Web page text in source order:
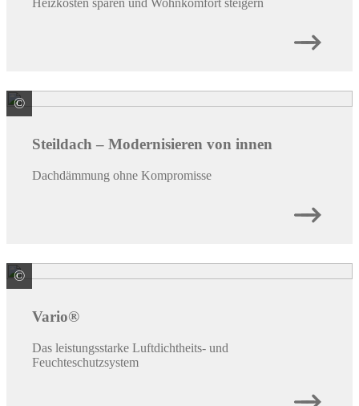
Heizkosten sparen und Wohnkomfort steigern
© SAINT-GOBAIN ISOVER G+H AG
Steildach – Modernisieren von innen
Dachdämmung ohne Kompromisse
© SAINT-GOBAIN ISOVER G+H AG
Vario®
Das leistungsstarke Luftdichtheits- und
Feuchteschutzsystem